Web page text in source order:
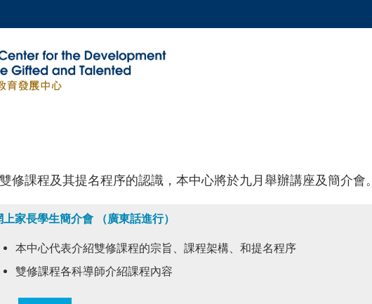
學術部門索引
南
修課程及其提名程序的認識，本中心將於九月舉辦講座及簡介會。
上家長學生簡介會 （廣東話進行）
本中心代表介紹雙修課程的宗旨、課程架構、和提名程序
雙修課程各科導師介紹課程內容